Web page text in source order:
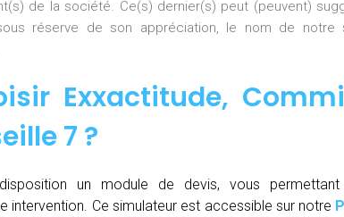
de la société. Ce(s) dernier(s) peut (peuvent)
réserve de son appréciation, le nom de
Exxactitude,
7 ?
un module de devis, vous
intervention. Ce simulateur est accessible sur notre